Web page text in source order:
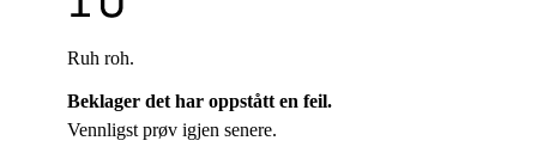
Ruh roh.
Beklager det har oppstått en feil.
Vennligst prøv igjen senere.